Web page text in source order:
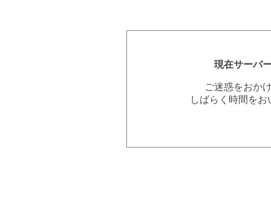
現在サーバ
ご迷惑をおか
しばらく時間を